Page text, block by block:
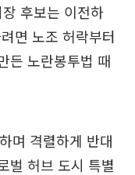
후보는 이전하
면 노조 허락부터
든 노란봉투법 때
며 격렬하게 반대
벌 허브 도시 특별